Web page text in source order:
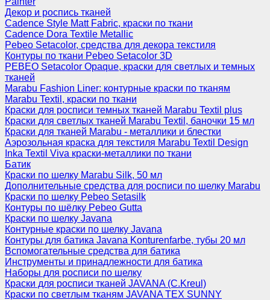
Декор и роспись тканей
Cadence Style Matt Fabric, краски по ткани
Cadence Dora Textile Metallic
Pebeo Setacolor, средства для декора текстиля
Контуры по ткани Pebeo Setacolor 3D
PEBEO Setacolor Opaque, краски для светлых и темных
тканей
Marabu Fashion Liner: контурные краски по тканям
Marabu Textil, краски по ткани
Краски для росписи темных тканей Marabu Textil plus
Краски для светлых тканей Marabu Textil, баночки 15 мл
Краски для тканей Marabu - металлики и блестки
Аэрозольная краска для текстиля Marabu Textil Design
Inka Textil Viva краски-металлики по ткани
Батик
Краски по шелку Marabu Silk, 50 мл
Дополнительные средства для росписи по шелку Marabu
Краски по шелку Pebeo Setasilk
Контуры по шёлку Pebeo Gutta
Краски по шелку Javana
Контурные краски по шелку Javana
Контуры для батика Javana Konturenfarbe, тубы 20 мл
Вспомогательные средства для батика
Инструменты и принадлежности для батика
Наборы для росписи по шелку
Краски для росписи тканей JAVANA (C.Kreul)
Краски по светлым тканям JAVANA TEX SUNNY